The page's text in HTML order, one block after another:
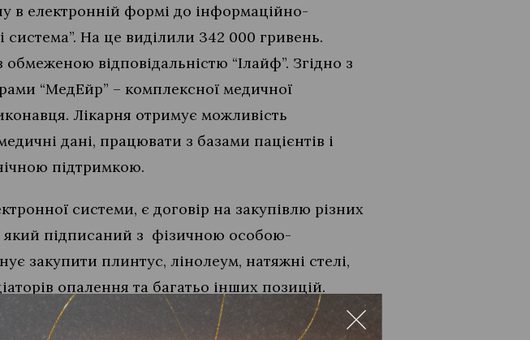
в електронній формі до інформаційно-
На це виділили 342 000 гривень.
відповідальністю “Ілайф”. Згідно з
“МедЕйр” – комплексної медичної
Лікарня отримує можливість
дані, працювати з базами пацієнтів і
підтримкою.
системи, є договір на закупівлю різних
який підписаний з фізичною особою-
закупити плинтус, лінолеум, натяжні стелі,
опалення та багатьо інших позицій.